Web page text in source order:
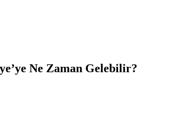
Ne Zaman Gelebilir?